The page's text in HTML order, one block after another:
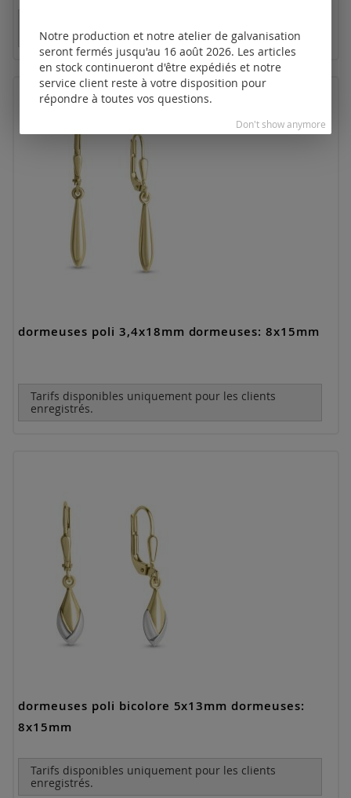
enregistrés.
dormeuses poli 3,4x18mm dormeuses: 8x15mm
Tarifs disponibles uniquement pour les clients
enregistrés.
dormeuses poli bicolore 5x13mm dormeuses:
8x15mm
Tarifs disponibles uniquement pour les clients
enregistrés.
Notre production et notre atelier de galvanisation
seront fermés jusqu'au 16 août 2026. Les articles
en stock continueront d'être expédiés et notre
service client reste à votre disposition pour
répondre à toutes vos questions.
Don't show anymore